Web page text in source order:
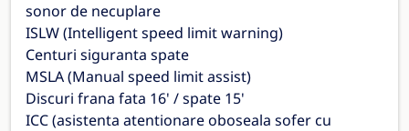
sonor de necuplare
ISLW (Intelligent speed limit warning)
Centuri siguranta spate
MSLA (Manual speed limit assist)
Discuri frana fata 16' / spate 15'
ICC (asistenta atentionare oboseala sofer cu